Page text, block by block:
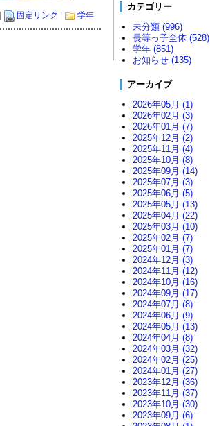
固定リンク 学年
カテゴリー
未分類 (996)
長等っ子全体 (528)
学年 (851)
お知らせ (135)
アーカイブ
2026年05月 (1)
2026年02月 (3)
2026年01月 (7)
2025年12月 (2)
2025年11月 (4)
2025年10月 (8)
2025年09月 (14)
2025年07月 (3)
2025年06月 (5)
2025年05月 (13)
2025年04月 (22)
2025年03月 (10)
2025年02月 (7)
2025年01月 (7)
2024年12月 (3)
2024年11月 (12)
2024年10月 (16)
2024年09月 (17)
2024年07月 (8)
2024年06月 (9)
2024年05月 (13)
2024年04月 (8)
2024年03月 (32)
2024年02月 (25)
2024年01月 (27)
2023年12月 (36)
2023年11月 (37)
2023年10月 (30)
2023年09月 (6)